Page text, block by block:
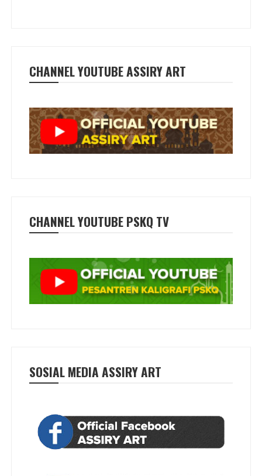
CHANNEL YOUTUBE ASSIRY ART
CHANNEL YOUTUBE PSKQ TV
SOSIAL MEDIA ASSIRY ART